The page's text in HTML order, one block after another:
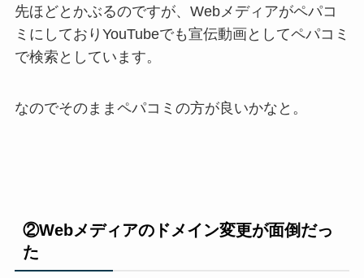
先ほどとかぶるのですが、Webメディアがペパコ
ミにしておりYouTubeでも宣伝動画としてペパコミ
で検索としています。
なのでそのままペパコミの方が良いかなと。
②Webメディアのドメイン変更が面倒だっ
た